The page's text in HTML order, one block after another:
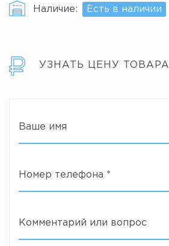
Наличие: Есть в наличии
УЗНАТЬ ЦЕНУ ТОВАРА
Ваше имя
Номер телефона *
Комментарий или вопрос